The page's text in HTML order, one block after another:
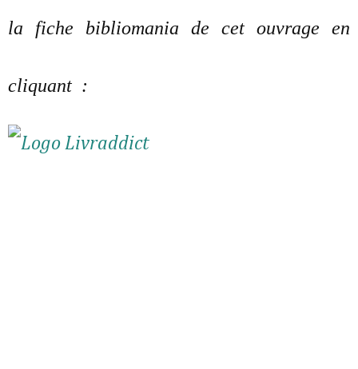
la fiche bibliomania de cet ouvrage en
cliquant :